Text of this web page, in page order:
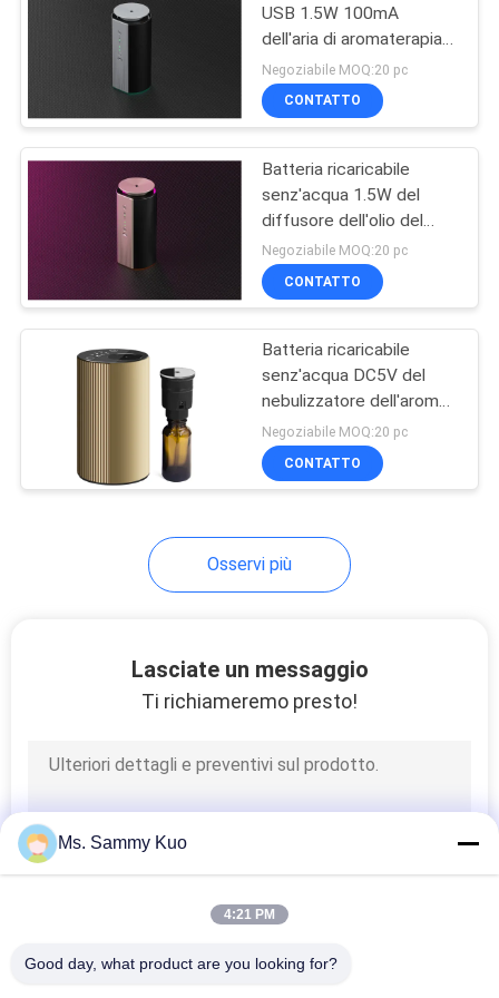
Diffusore
senz'acqua
dell'aroma
Diffusore dell'aria
dell'automobile
Macchina
profumo
Diffusore
automatico di
fragranze
USB 1.5W 100mA
dell'aria di aromaterapia
pp PBT del nebulizzatore
Negoziabile MOQ:20 pc
CONTATTO
Batteria ricaricabile
senz'acqua 1.5W del
diffusore dell'olio del
profumo del
nebulizzatore dei pp PBT
Negoziabile MOQ:20 pc
CONTATTO
Batteria ricaricabile
senz'acqua DC5V del
nebulizzatore dell'aroma
dei pp PBT
Negoziabile MOQ:20 pc
CONTATTO
Osservi più
Lasciate un messaggio
Ti richiameremo presto!
Ms. Sammy Kuo
4:21 PM
Good day, what product are you looking for?